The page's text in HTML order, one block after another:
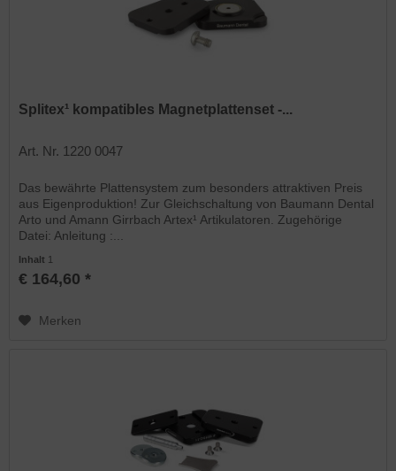
Splitex¹ kompatibles Magnetplattenset -...
Art. Nr. 1220 0047
Das bewährte Plattensystem zum besonders attraktiven Preis
aus Eigenproduktion! Zur Gleichschaltung von Baumann Dental
Arto und Amann Girrbach Artex¹ Artikulatoren. Zugehörige
Datei: Anleitung :...
Inhalt 1
€ 164,60 *
Merken